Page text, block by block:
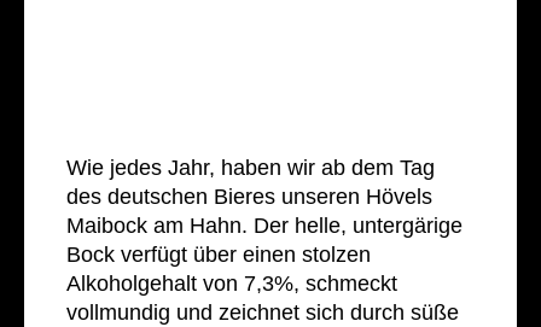
Wie jedes Jahr, haben wir ab dem Tag
des deutschen Bieres unseren Hövels
Maibock am Hahn. Der helle, untergärige
Bock verfügt über einen stolzen
Alkoholgehalt von 7,3%, schmeckt
vollmundig und zeichnet sich durch süße